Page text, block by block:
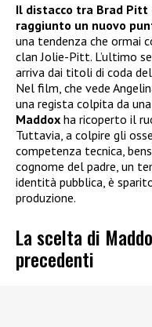
Il distacco tra Brad Pitt
raggiunto un nuovo
una tendenza che ormai
clan Jolie-Pitt. L’ultimo
arriva dai titoli di coda
Nel film, che vede
una regista colpita da
Maddox ha ricoperto il
Tuttavia, a colpire gli
competenza tecnica,
cognome del padre, un
identità pubblica, è
produzione.
La scelta di
precedenti